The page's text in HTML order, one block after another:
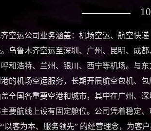
运公司业务涵盖：机场空运、航空快递
乌鲁木齐空运至深圳、广州、昆明、成
和浩特、兰州、银川、西宁等机场。与
的机场空运服务，长期开展航空包机、
全国各重要空港和城市，其中在广州、
要航线上设有固定舱位。公司凭着稳定
以客为本、服务领先” 的经营理念，为客